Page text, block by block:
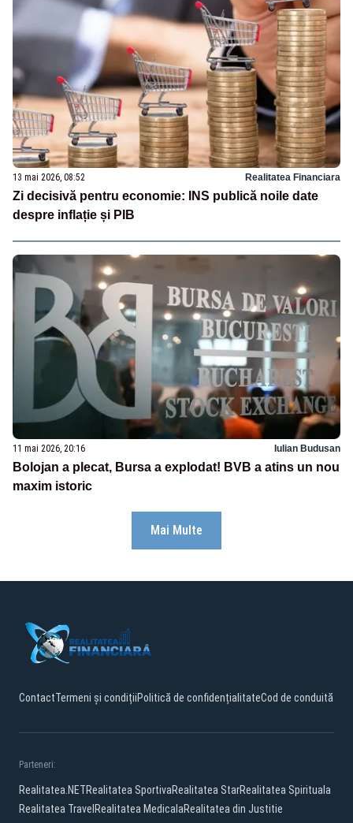
13 mai 2026, 08:52 Realitatea Financiara
Zi decisivă pentru economie: INS publică noile date
despre inflație și PIB
11 mai 2026, 20:16 Iulian Budusan
Bolojan a plecat, Bursa a explodat! BVB a atins un nou
maxim istoric
Mai Multe
ContactTermeni și condițiiPolitică de confidențialitateCod de conduită
Parteneri:
Realitatea.NETRealitatea SportivaRealitatea StarRealitatea Spirituala
Realitatea Travel Realitatea MedicalaRealitatea din Justitie